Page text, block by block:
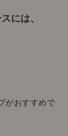
には、
がおすすめで